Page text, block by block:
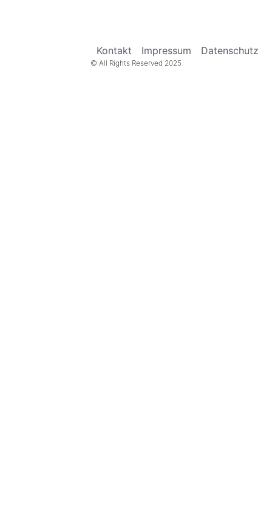
Kontakt Impressum Datenschutz
© All Rights Reserved 2025